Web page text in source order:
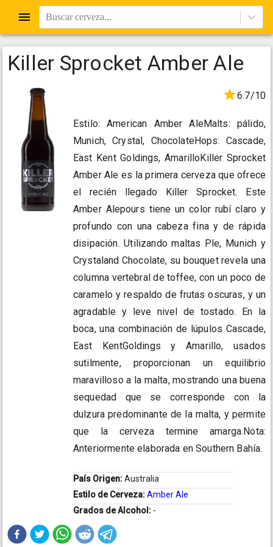
Buscar cerveza...
Killer Sprocket Amber Ale
6.7/10
Estilo: American Amber AleMalts: pálido,
Munich, Crystal, ChocolateHops: Cascade,
East Kent Goldings, AmarilloKiller Sprocket
Amber Ale es la primera cerveza que ofrece
el recién llegado Killer Sprocket. Este
Amber Alepours tiene un color rubí claro y
profundo con una cabeza fina y de rápida
disipación. Utilizando maltas Ple, Munich y
Crystaland Chocolate, su bouquet revela una
columna vertebral de toffee, con un poco de
caramelo y respaldo de frutas oscuras, y un
agradable y leve nivel de tostado. En la
boca, una combinación de lúpulos Cascade,
East KentGoldings y Amarillo, usados
sutilmente, proporcionan un equilibrio
maravilloso a la malta, mostrando una buena
sequedad que se corresponde con la
dulzura predominante de la malta, y permite
que la cerveza termine amarga.Nota:
Anteriormente elaborada en Southern Bahía.
País Origen:Australia
Estilo de Cerveza:Amber Ale
Grados de Alcohol: -